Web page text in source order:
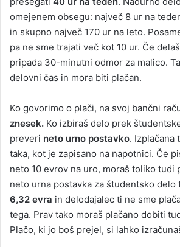
omejenem obsegu: največ 8 ur na
in skupno največ 170 ur na leto.
pa ne sme trajati več kot 10 ur. Če
pripada 30-minutni odmor za malico.
delovni čas in mora biti plačan.
Ko govorimo o plači, na svoj bančni
znesek. Ko izbiraš delo prek
preveri neto urno postavko. Izplačana
taka, kot je zapisano na napotnici. Če
neto 10 evrov na uro, moraš toliko tudi
neto urna postavka za študentsko delo
6,32 evra in delodajalec ti ne sme
tega. Prav tako moraš plačano dobiti
Plačo, ki jo boš prejel, si lahko